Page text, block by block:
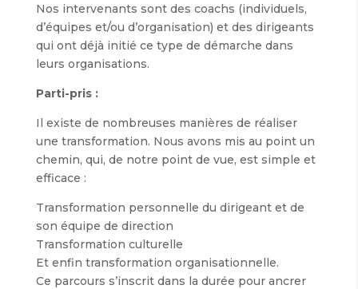
Nos intervenants sont des coachs (individuels,
d’équipes et/ou d’organisation) et des dirigeants
qui ont déjà initié ce type de démarche dans
leurs organisations.
Parti-pris :
Il existe de nombreuses manières de réaliser
une transformation. Nous avons mis au point un
chemin, qui, de notre point de vue, est simple et
efficace :
Transformation personnelle du dirigeant et de
son équipe de direction
Transformation culturelle
Et enfin transformation organisationnelle.
Ce parcours s’inscrit dans la durée pour ancrer